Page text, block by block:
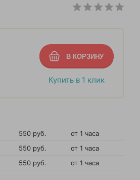
Купить в 1 клик
550 руб.
от 1 часа
550 руб.
от 1 часа
550 руб. от 1 часа